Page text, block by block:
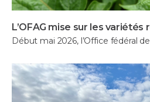
L’OFAG mise sur les variétés
Début mai 2026, l’Office fédéral